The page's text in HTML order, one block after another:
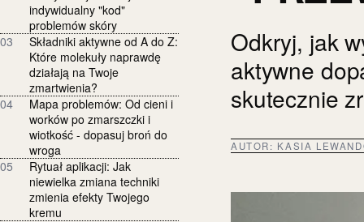
indywidualny "kod"
problemów skóry
03
Składniki aktywne od A do Z:
Które molekuły naprawdę
działają na Twoje
zmartwienia?
04
Mapa problemów: Od cieni i
worków po zmarszczki i
wiotkość - dopasuj broń do
wroga
05
Rytuał aplikacji: Jak
niewielka zmiana techniki
zmienia efekty Twojego
kremu
Odkryj, jak
aktywne
skutecznie
AUTOR: KASIA